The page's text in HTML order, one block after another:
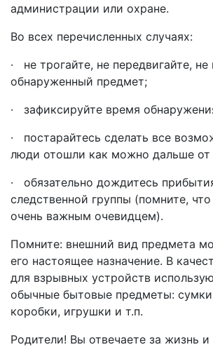
администрации или охране.
Во всех перечисленных случаях:
· не трогайте, не передвигайте,
обнаруженный предмет;
· зафиксируйте время
· постарайтесь сделать все
люди отошли как можно дальше от
· обязательно дождитесь
следственной группы (помните,
очень важным очевидцем).
Помните: внешний вид предмета
его настоящее назначение. В
для взрывных устройств
обычные бытовые предметы:
коробки, игрушки и т.п.
Родители! Вы отвечаете за жизнь и